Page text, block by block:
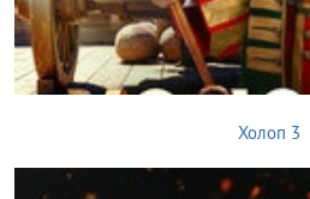
Холоп 3